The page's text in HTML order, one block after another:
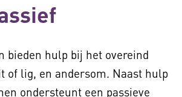
bieden hulp bij het overeind
of lig, en andersom. Naast hulp
ondersteunt een passieve